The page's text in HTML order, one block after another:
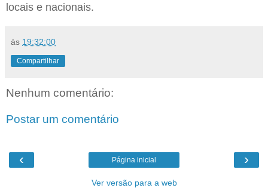
locais e nacionais.
às 19:32:00
Compartilhar
Nenhum comentário:
Postar um comentário
‹ ›
Página inicial
Ver versão para a web